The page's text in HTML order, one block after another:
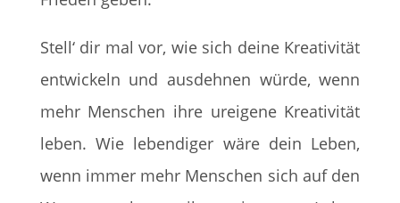
Stell‘ dir mal vor, wie sich deine Kreativität
entwickeln und ausdehnen würde, wenn
mehr Menschen ihre ureigene Kreativität
leben. Wie lebendiger wäre dein Leben,
wenn immer mehr Menschen sich auf den